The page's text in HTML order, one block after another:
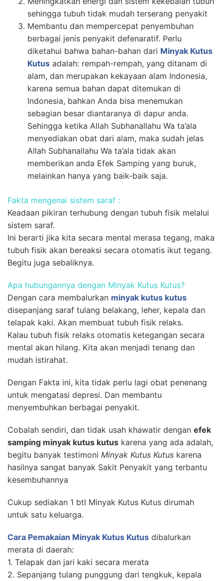
sehingga tubuh tidak mudah terserang penyakit
Membantu dan mempercepat penyembuhan
berbagai jenis penyakit defenaratif. Perlu
diketahui bahwa bahan-bahan dari Minyak Kutus
Kutus adalah: rempah-rempah, yang ditanam di
alam, dan merupakan kekayaan alam Indonesia,
karena semua bahan dapat ditemukan di
Indonesia, bahkan Anda bisa menemukan
sebagian besar diantaranya di dapur anda.
Sehingga ketika Allah Subhanallahu Wa ta’ala
menyediakan obat dari alam, maka sudah jelas
Allah Subhanallahu Wa ta’ala tidak akan
memberikan anda Efek Samping yang buruk,
melainkan hanya yang baik-baik saja.
Fakta mengenai sistem saraf :
Keadaan pikiran terhubung dengan tubuh fisik melalui
sistem saraf.
Ini berarti jika kita secara mental merasa tegang, maka
tubuh fisik akan bereaksi secara otomatis ikut tegang.
Begitu juga sebaliknya.
Apa hubungannya dengan Minyak Kutus Kutus?
Dengan cara membalurkan minyak kutus kutus
disepanjang saraf tulang belakang, leher, kepala dan
telapak kaki. Akan membuat tubuh fisik relaks.
Kalau tubuh fisik relaks otomatis ketegangan secara
mental akan hilang. Kita akan menjadi tenang dan
mudah istirahat.
Dengan Fakta ini, kita tidak perlu lagi obat penenang
untuk mengatasi depresi. Dan membantu
menyembuhkan berbagai penyakit.
Cobalah sendiri, dan tidak usah khawatir dengan efek
samping minyak kutus kutus karena yang ada adalah,
begitu banyak testimoni Minyak Kutus Kutus karena
hasilnya sangat banyak Sakit Penyakit yang terbantu
kesembuhannya
Cukup sediakan 1 btl Minyak Kutus Kutus dirumah
untuk satu keluarga.
Cara Pemakaian Minyak Kutus Kutus dibalurkan
merata di daerah:
1. Telapak dan jari kaki secara merata
2. Sepanjang tulang punggung dari tengkuk, kepala